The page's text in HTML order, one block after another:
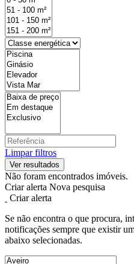
Limpar filtros
Não foram encontrados imóveis.
Criar alerta Nova pesquisa
Criar alerta
Se não encontra o que procura,
notificações sempre que existir
abaixo selecionadas.